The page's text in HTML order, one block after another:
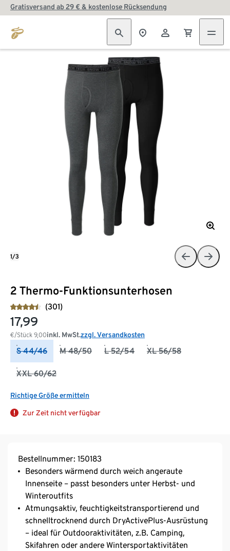
Gratisversand ab 29 € & kostenlose Rücksendung
2 Thermo-Funktionsunterhosen
(301)
17,99
€/Stück 9,00inkl. MwSt.zzgl. Versandkosten
S 44/46 M 48/50 L 52/54 XL 56/58
XXL 60/62
Richtige Größe ermitteln
Zur Zeit nicht verfügbar
1/3
Bestellnummer: 150183
Besonders wärmend durch weich angeraute
Innenseite – passt besonders unter Herbst- und
Winteroutfits
Atmungsaktiv, feuchtigkeitstransportierend und
schnelltrocknend durch DryActivePlus-Ausrüstung
– ideal für Outdooraktivitäten, z.B. Camping,
Skifahren oder andere Wintersportaktivitäten